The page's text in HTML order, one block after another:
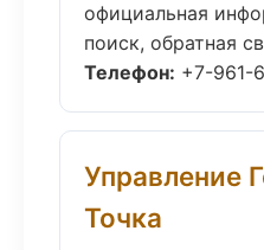
официальная
поиск, обратная
Телефон: +7-961-
Управление
Точка